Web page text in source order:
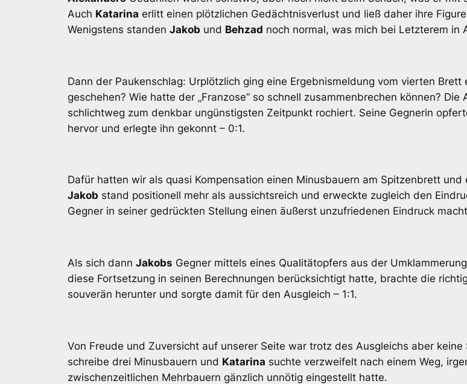
Auch Katarina erlitt einen plötzlichen Gedächtnisverlust und ließ daher ihre
Wenigstens standen Jakob und Behzad noch normal, was mich bei Letzterem in
Dann der Paukenschlag: Urplötzlich ging eine Ergebnismeldung vom vierten
geschehen? Wie hatte der „Franzose“ so schnell zusammenbrechen können?
schlichtweg zum denkbar ungünstigsten Zeitpunkt rochiert. Seine Gegnerin
hervor und erlegte ihn gekonnt – 0:1.
Dafür hatten wir als quasi Kompensation einen Minusbauern am Spitzenbrett
Jakob stand positionell mehr als aussichtsreich und erweckte zugleich den
Gegner in seiner gedrückten Stellung einen äußerst unzufriedenen Eindruck
Als sich dann Jakobs Gegner mittels eines Qualitätopfers aus der
diese Fortsetzung in seinen Berechnungen berücksichtigt hatte, brachte die
souverän herunter und sorgte damit für den Ausgleich – 1:1.
Von Freude und Zuversicht auf unserer Seite war trotz des Ausgleichs aber keine
schreibe drei Minusbauern und Katarina suchte verzweifelt nach einem Weg,
zwischenzeitlichen Mehrbauern gänzlich unnötig eingestellt hatte.